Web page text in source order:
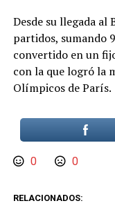
Desde su llegada al
partidos, sumando
convertido en un
con la que logró la
Olímpicos de París.
0 0
RELACIONADOS: